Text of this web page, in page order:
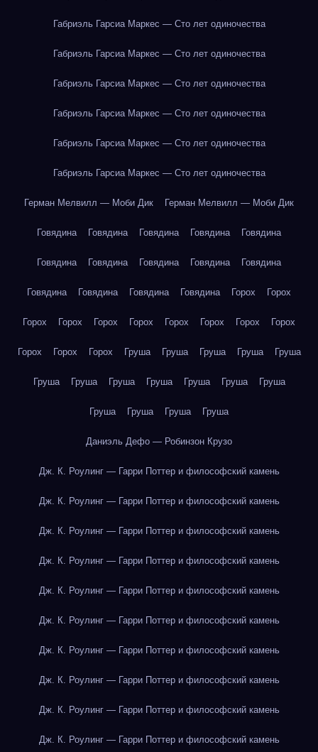
Габриэль Гарсиа Маркес — Сто лет одиночества
Габриэль Гарсиа Маркес — Сто лет одиночества
Габриэль Гарсиа Маркес — Сто лет одиночества
Габриэль Гарсиа Маркес — Сто лет одиночества
Габриэль Гарсиа Маркес — Сто лет одиночества
Габриэль Гарсиа Маркес — Сто лет одиночества
Герман Мелвилл — Моби Дик Герман Мелвилл — Моби Дик
Говядина Говядина Говядина Говядина Говядина
Говядина Говядина Говядина Говядина Говядина
Говядина Говядина Говядина Говядина Горох Горох
Горох Горох Горох Горох Горох Горох Горох Горох
Горох Горох Горох Груша Груша Груша Груша Груша
Груша Груша Груша Груша Груша Груша Груша
Груша Груша Груша Груша
Даниэль Дефо — Робинзон Крузо
Дж. К. Роулинг — Гарри Поттер и философский камень
Дж. К. Роулинг — Гарри Поттер и философский камень
Дж. К. Роулинг — Гарри Поттер и философский камень
Дж. К. Роулинг — Гарри Поттер и философский камень
Дж. К. Роулинг — Гарри Поттер и философский камень
Дж. К. Роулинг — Гарри Поттер и философский камень
Дж. К. Роулинг — Гарри Поттер и философский камень
Дж. К. Роулинг — Гарри Поттер и философский камень
Дж. К. Роулинг — Гарри Поттер и философский камень
Дж. К. Роулинг — Гарри Поттер и философский камень